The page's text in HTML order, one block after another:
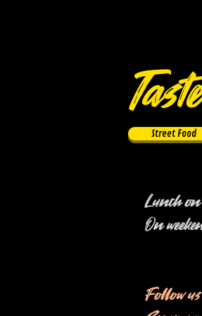
Lunch on
On
Follow
Street Food